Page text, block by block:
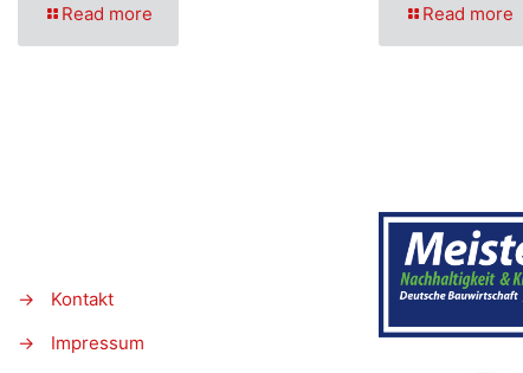
Read more Read more
→
Kontakt
→
Impressum